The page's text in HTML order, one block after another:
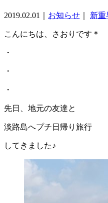
2019.02.01 お知らせ 新重
こんにちは、さおりです＊
・
・
・
先日、地元の友達と
淡路島へプチ日帰り旅行
してきました♪